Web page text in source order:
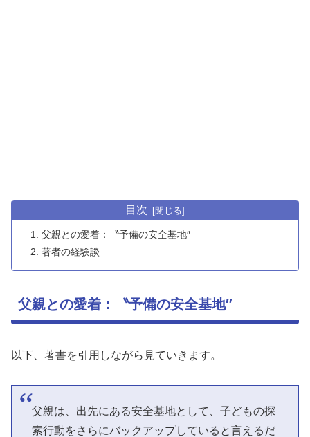
目次
父親との愛着：〝予備の安全基地″
著者の経験談
父親との愛着：〝予備の安全基地″
以下、著書を引用しながら見ていきます。
父親は、出先にある安全基地として、子どもの探
索行動をさらにバックアップしていると言えるだ